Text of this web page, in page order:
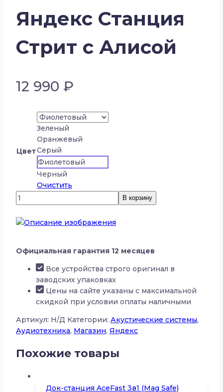
Яндекс Станция
Стрит с Алисой
12 990 ₽
Цвет
Зеленый
Оранжевый
Серый
Фиолетовый
Черный
Очистить
Количество
товара
Яндекс
Станция
с
Алисой
В корзину
Официальная гарантия 12 месяцев
Все устройства строго оригинал в
заводских упаковках
Цены на сайте указаны с максимальной
скидкой при условии оплаты наличными
Артикул: Н/Д Категории: Акустические системы,
Аудиотехника, Магазин, Яндекс
Похожие товары
Док-станция AceFast 3в1 (Mag Safe)